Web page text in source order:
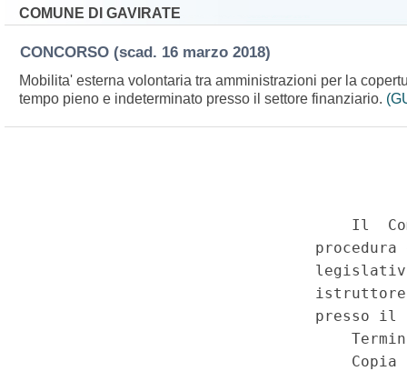
COMUNE DI GAVIRATE
CONCORSO (scad. 16 marzo 2018)
Mobilita' esterna volontaria tra amministrazioni per la
tempo pieno e indeterminato presso il settore finanziario.